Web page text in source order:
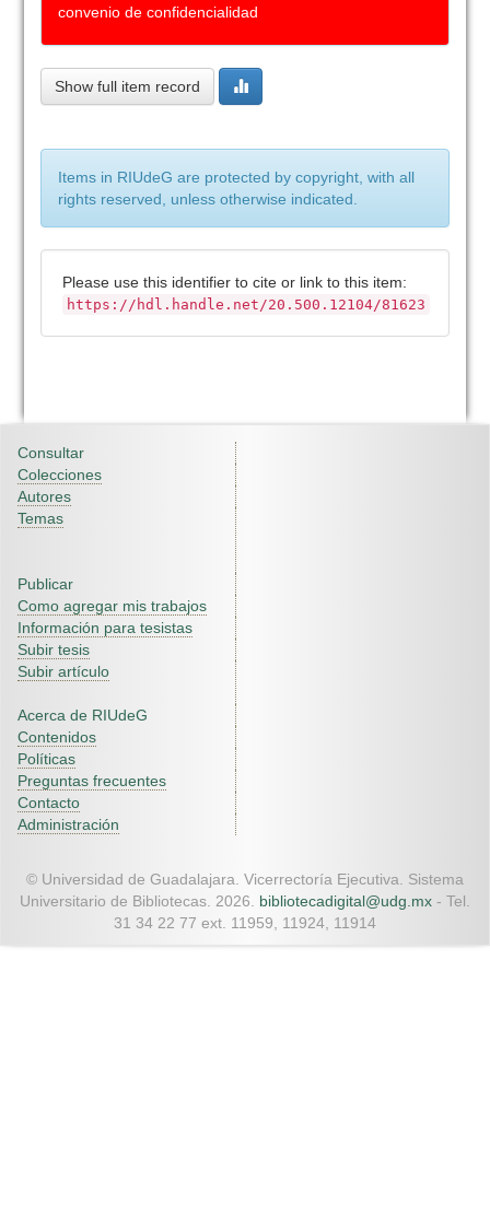
convenio de confidencialidad
Show full item record
Items in RIUdeG are protected by copyright, with all
rights reserved, unless otherwise indicated.
Please use this identifier to cite or link to this item:
https://hdl.handle.net/20.500.12104/81623
Consultar
Colecciones
Autores
Temas
Publicar
Como agregar mis trabajos
Información para tesistas
Subir tesis
Subir artículo
Acerca de RIUdeG
Contenidos
Políticas
Preguntas frecuentes
Contacto
Administración
© Universidad de Guadalajara. Vicerrectoría Ejecutiva. Sistema
Universitario de Bibliotecas. 2026. bibliotecadigital@udg.mx - Tel.
31 34 22 77 ext. 11959, 11924, 11914